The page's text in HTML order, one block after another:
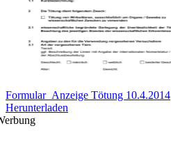
Formular_Anzeige Tötung 10.4.2014
Herunterladen